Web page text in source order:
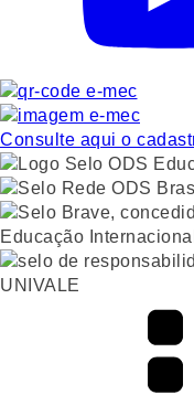
Consulte aqui o
UNIVALE